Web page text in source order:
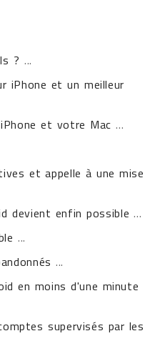
? ...
iPhone et un meilleur
et votre Mac ...
et appelle à une mise
devient enfin possible ...
...
...
en moins d'une minute
supervisés par les